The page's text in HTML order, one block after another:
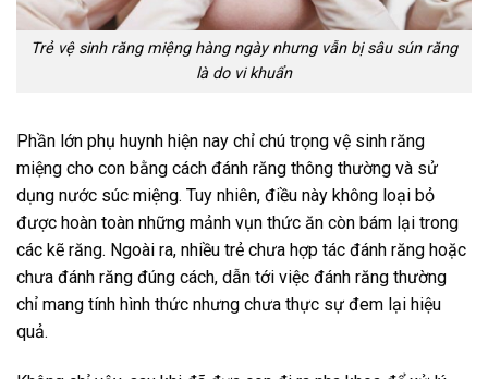
Trẻ vệ sinh răng miệng hàng ngày nhưng vẫn bị sâu sún răng
là do vi khuẩn
Phần lớn phụ huynh hiện nay chỉ chú trọng vệ sinh răng
miệng cho con bằng cách đánh răng thông thường và sử
dụng nước súc miệng. Tuy nhiên, điều này không loại bỏ
được hoàn toàn những mảnh vụn thức ăn còn bám lại trong
các kẽ răng. Ngoài ra, nhiều trẻ chưa hợp tác đánh răng hoặc
chưa đánh răng đúng cách, dẫn tới việc đánh răng thường
chỉ mang tính hình thức nhưng chưa thực sự đem lại hiệu
quả.